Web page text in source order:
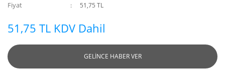
Fiyat 51,75 TL
51,75 TL KDV Dahil
GELİNCE HABER VER